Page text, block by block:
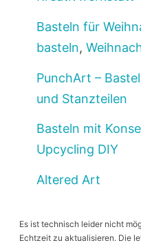
Basteln für
basteln,
PunchArt –
und Stanzteilen
Basteln mit
Upcycling DIY
Altered Art
Es ist technisch leider nicht
Echtzeit zu aktualisieren. Die